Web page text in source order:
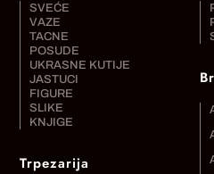
SVEĆE
VAZE
TACNE
POSUDE
UKRASNE KUTIJE
JASTUCI
FIGURE
SLIKE
KNJIGE
Trpezarija